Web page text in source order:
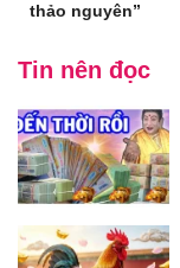
thảo nguyên”
Tin nên đọc